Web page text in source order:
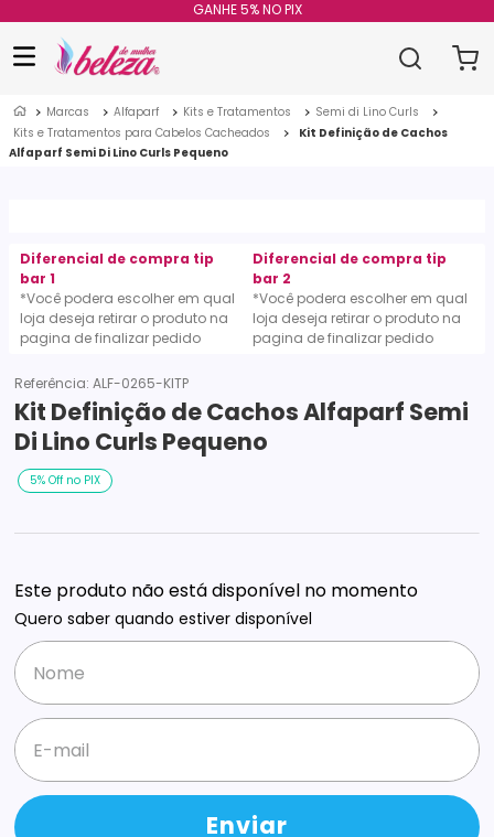
GANHE 5% NO PIX
Marcas Alfaparf Kits e Tratamentos
Semi di Lino Curls
Kits e Tratamentos para Cabelos Cacheados
Kit Definição de Cachos
Alfaparf Semi Di Lino Curls Pequeno
Diferencial de compra tip
bar 1
*Você podera escolher em qual
loja deseja retirar o produto na
pagina de finalizar pedido
Diferencial de compra tip
bar 2
*Você podera escolher em qual
loja deseja retirar o produto na
pagina de finalizar pedido
Referência: ALF-0265-KITP
Kit Definição de Cachos Alfaparf Semi
Di Lino Curls Pequeno
5% Off no PIX
Este produto não está disponível no momento
Quero saber quando estiver disponível
Enviar